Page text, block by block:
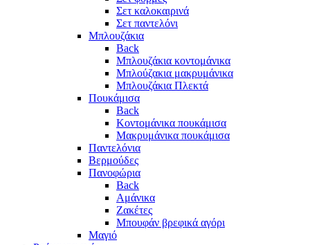
Σετ καλοκαιρινά
Σετ παντελόνι
Μπλουζάκια
Back
Μπλουζάκια κοντομάνικα
Μπλούζακια μακρυμάνικα
Μπλουζάκια Πλεκτά
Πουκάμισα
Back
Κοντομάνικα πουκάμισα
Μακρυμάνικα πουκάμισα
Παντελόνια
Βερμούδες
Πανοφώρια
Back
Αμάνικα
Ζακέτες
Μπουφάν βρεφικά αγόρι
Μαγιό